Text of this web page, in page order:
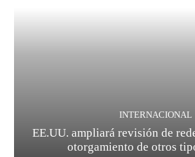
INTERNACIONAL
EE.UU. ampliará revisión de
otorgamiento de otros